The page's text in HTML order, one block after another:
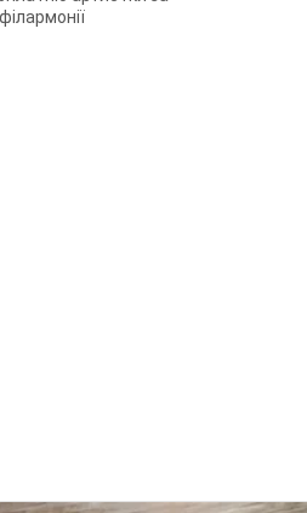
зросли у кілька разів і як
на телефоні